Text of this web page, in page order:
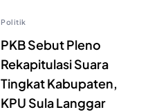
Politik
PKB Sebut Pleno
Rekapitulasi Suara
Tingkat Kabupaten,
KPU Sula Langgar